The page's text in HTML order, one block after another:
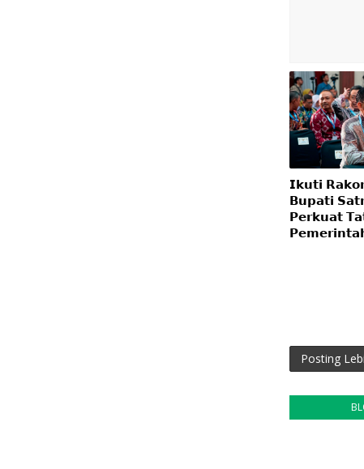
𝗜𝗸𝘂𝘁𝗶
𝗕𝘂𝗽𝗮𝘁𝗶
𝗣𝗲𝗿𝗸𝘂𝗮𝘁
Posting